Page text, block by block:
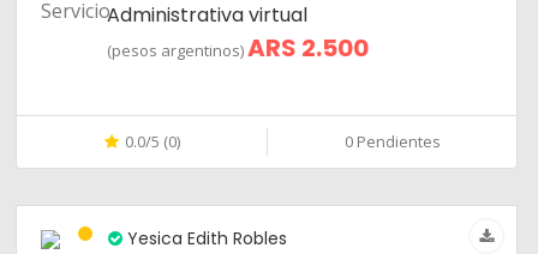
Administrativa virtual
(pesos argentinos)ARS 2.500
0.0/5 (0) 0 Pendientes
Yesica Edith Robles